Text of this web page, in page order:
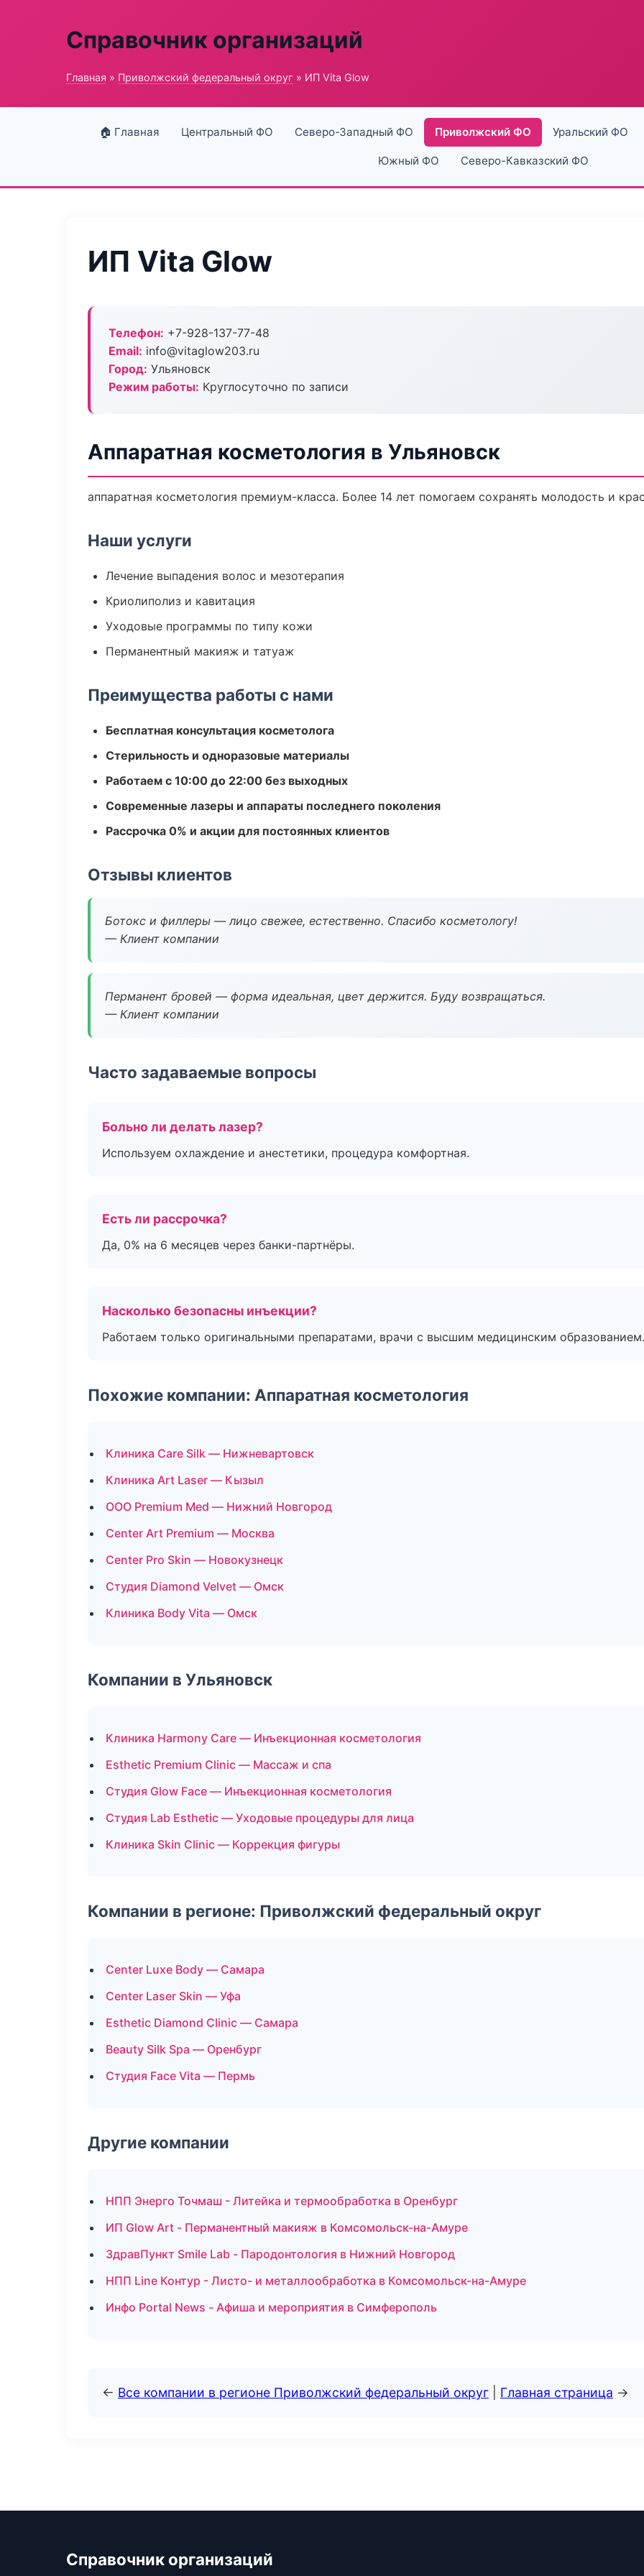
Справочник организаций
Главная » Приволжский федеральный округ » ИП Vita Glow
🏠 Главная Центральный ФО Северо-Западный ФО Приволжский ФО Уральский ФО
Южный ФО Северо-Кавказский ФО
ИП Vita Glow
Телефон: +7-928-137-77-48
Email: info@vitaglow203.ru
Город: Ульяновск
Режим работы: Круглосуточно по записи
Аппаратная косметология в Ульяновск
аппаратная косметология премиум-класса. Более 14 лет помогаем сохранять молодость и
Наши услуги
Лечение выпадения волос и мезотерапия
Криолиполиз и кавитация
Уходовые программы по типу кожи
Перманентный макияж и татуаж
Преимущества работы с нами
Бесплатная консультация косметолога
Стерильность и одноразовые материалы
Работаем с 10:00 до 22:00 без выходных
Современные лазеры и аппараты последнего поколения
Рассрочка 0% и акции для постоянных клиентов
Отзывы клиентов
Ботокс и филлеры — лицо свежее, естественно. Спасибо косметологу!
— Клиент компании
Перманент бровей — форма идеальная, цвет держится. Буду возвращаться.
— Клиент компании
Часто задаваемые вопросы
Больно ли делать лазер?
Используем охлаждение и анестетики, процедура комфортная.
Есть ли рассрочка?
Да, 0% на 6 месяцев через банки-партнёры.
Насколько безопасны инъекции?
Работаем только оригинальными препаратами, врачи с высшим медицинским образованием.
Похожие компании: Аппаратная косметология
Клиника Care Silk — Нижневартовск
Клиника Art Laser — Кызыл
ООО Premium Med — Нижний Новгород
Center Art Premium — Москва
Center Pro Skin — Новокузнецк
Студия Diamond Velvet — Омск
Клиника Body Vita — Омск
Компании в Ульяновск
Клиника Harmony Care — Инъекционная косметология
Esthetic Premium Clinic — Массаж и спа
Студия Glow Face — Инъекционная косметология
Студия Lab Esthetic — Уходовые процедуры для лица
Клиника Skin Clinic — Коррекция фигуры
Компании в регионе: Приволжский федеральный округ
Center Luxe Body — Самара
Center Laser Skin — Уфа
Esthetic Diamond Clinic — Самара
Beauty Silk Spa — Оренбург
Студия Face Vita — Пермь
Другие компании
НПП Энерго Точмаш - Литейка и термообработка в Оренбург
ИП Glow Art - Перманентный макияж в Комсомольск-на-Амуре
ЗдравПункт Smile Lab - Пародонтология в Нижний Новгород
НПП Line Контур - Листо- и металлообработка в Комсомольск-на-Амуре
Инфо Portal News - Афиша и мероприятия в Симферополь
← Все компании в регионе Приволжский федеральный округ Главная страница →
Справочник организаций